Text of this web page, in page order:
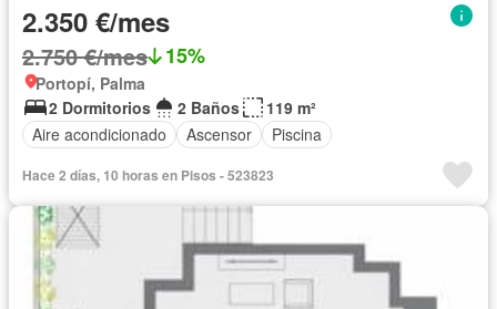
2.350 €/mes
2.750 €/mes 15%
Portopí, Palma
2 Dormitorios
2 Baños
119 m²
Aire acondicionado
Ascensor Piscina
Hace 2 días, 10 horas en Pisos - 523823